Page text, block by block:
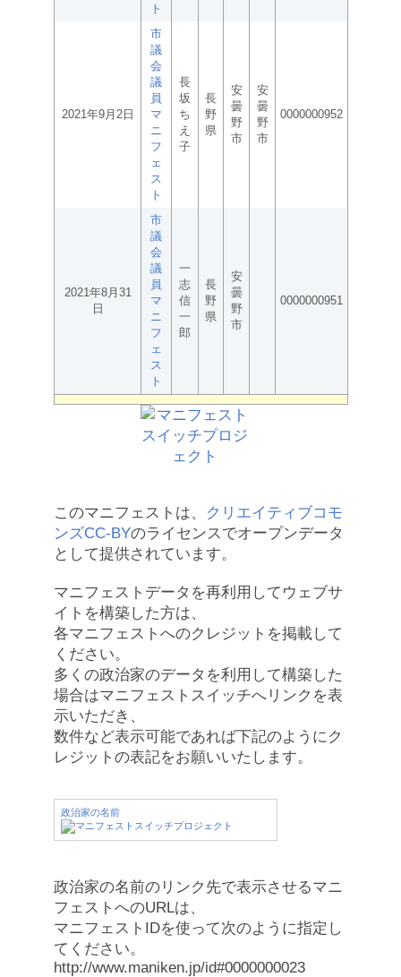
ト
2021年9月2日
市
議
会
議
員
マ
ニ
フ
ェ
ス
ト
長
坂
ち
え
子
長
野
県
安
曇
野
市
安
曇
野
市
0000000952
2021年8月31
日
市
議
会
議
員
マ
ニ
フ
ェ
ス
ト
一
志
信
一
郎
長
野
県
安
曇
野
市
0000000951
このマニフェストは、
クリエイティブコモ
ンズCC-BYのライセンスでオープンデータ
として提供されています。
マニフェストデータを再利用してウェブサ
イトを構築した方は、
各マニフェストへのクレジットを掲載して
ください。
多くの政治家のデータを利用して構築した
場合はマニフェストスイッチへリンクを表
示いただき、
数件など表示可能であれば下記のようにク
レジットの表記をお願いいたします。
政治家の名前
政治家の名前のリンク先で表示させるマニ
フェストへのURLは、
マニフェストIDを使って次のように指定し
てください。
http://www.maniken.jp/id#0000000023